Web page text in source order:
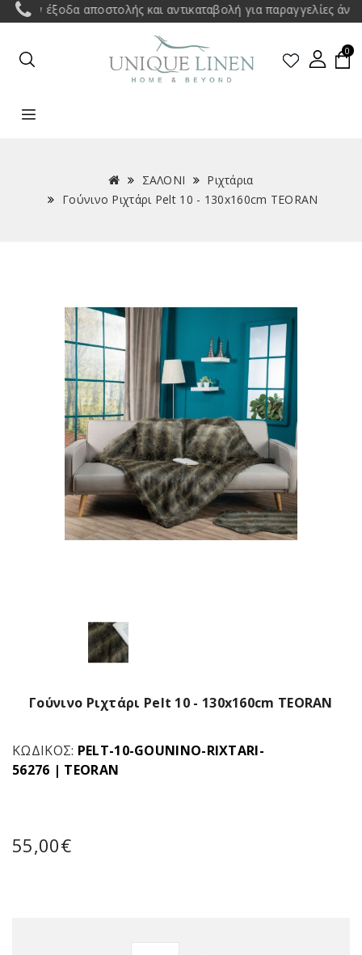
έξοδα αποστολής και αντικαταβολή για παραγγελίες άνω
0
ΣΑΛΟΝΙ
Ριχτάρια
Γούνινο Ριχτάρι Pelt 10 - 130x160cm TEORAN
Γούνινο Ριχτάρι Pelt 10 - 130x160cm TEORAN
ΚΩΔΙΚΌΣ: PELT-10-GOUNINO-RIXTARI-
56276 | TEORAN
55,00€